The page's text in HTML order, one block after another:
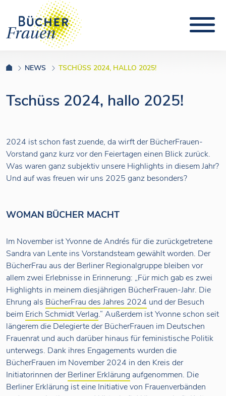
NEWS TSCHÜSS 2024, HALLO 2025!
Tschüss 2024, hallo 2025!
2024 ist schon fast zuende, da wirft der BücherFrauen-
Vorstand ganz kurz vor den Feiertagen einen Blick zurück.
Was waren ganz subjektiv unsere Highlights in diesem Jahr?
Und auf was freuen wir uns 2025 ganz besonders?
WOMAN BÜCHER MACHT
Im November ist Yvonne de Andrés für die zurückgetretene
Sandra van Lente ins Vorstandsteam gewählt worden. Der
BücherFrau aus der Berliner Regionalgruppe bleiben vor
allem zwei Erlebnisse in Erinnerung: „Für mich gab es zwei
Highlights in meinem diesjährigen BücherFrauen-Jahr. Die
Ehrung als BücherFrau des Jahres 2024 und der Besuch
beim Erich Schmidt Verlag.“ Außerdem ist Yvonne schon seit
längerem die Delegierte der BücherFrauen im Deutschen
Frauenrat und auch darüber hinaus für feministische Politik
unterwegs. Dank ihres Engagements wurden die
BücherFrauen im November 2024 in den Kreis der
Initiatorinnen derBerliner Erklärung aufgenommen. Die
Berliner Erklärung ist eine Initiative von Frauenverbänden